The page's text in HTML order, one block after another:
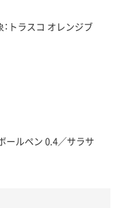
トラスコ オレンジブ
ールペン 0.4／サラサ